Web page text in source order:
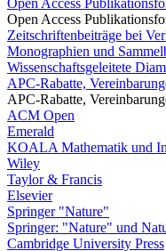
Open Access
Open Access
Zeitschriftenbeiträge bei
Monographien und
Wissenschaftsgeleitete
APC-Rabatte,
APC-Rabatte,
ACM Open
Emerald
KOALA Mathematik und
Wiley
Taylor & Francis
Elsevier
Springer "Nature"
Springer: "Nature" und
Cambridge University Press